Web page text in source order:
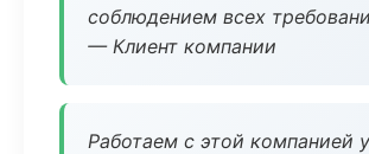
соблюдением всех
— Клиент компании
Работаем с этой компанией